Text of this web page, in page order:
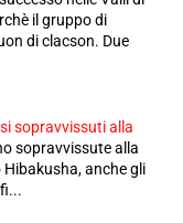
il gruppo di
di clacson. Due
sopravvissuti alla
sopravvissute alla
anche gli